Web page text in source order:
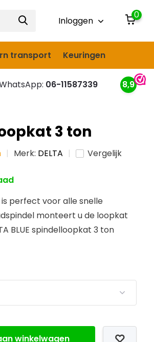
Inloggen
0
transport Keuringen
06-11587339
8,9
3 ton
Merk: DELTA Vergelijk
is perfect voor alle snelle
monteert u de loopkat
BLUE spindelloopkat 3 ton
winkelwagen